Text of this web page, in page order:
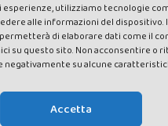
utilizziamo tecnologie
alle informazioni del dispositivo.
di elaborare dati come il
su questo sito. Non acconsentire o
negativamente su alcune
Accetta
registrata presso il Tribunale
del 12/04/2014 - Direttrice